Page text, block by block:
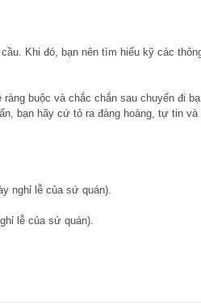
Khi đó, bạn nên tìm hiểu kỹ các
buộc và chắc chắn sau chuyến đi
bạn hãy cứ tỏ ra đàng hoàng, tự tin
nghỉ lễ của sứ quán).
lễ của sứ quán).